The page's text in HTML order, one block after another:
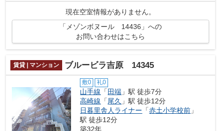
現在空室情報がありません。
「メゾンボヌール 14436」への
お問い合わせはこちら
賃貸 | マンション ブルービラ吉原 14345
敷0 礼0
山手線 「 田端 」駅 徒歩7分
高崎線 「尾久 」駅 徒歩12分
日暮里舎人ライナー 「赤土小学校前 」
駅 徒歩12分
築32年